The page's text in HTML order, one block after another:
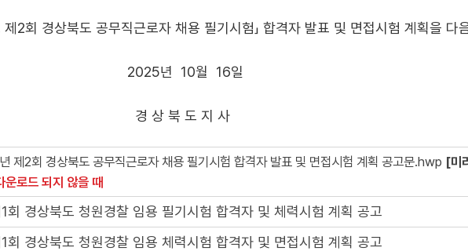
2회 경상북도 공무직근로자 채용 필기시험」 합격자 발표 및 면접시험 계획을 다
월 16일
도 지 사
제2회 경상북도 공무직근로자 채용 필기시험 합격자 발표 및 면접시험 계획 공고문.hwp [미
운로드 되지 않을 때
회 경상북도 청원경찰 임용 필기시험 합격자 및 체력시험 계획 공고
회 경상북도 청원경찰 임용 체력시험 합격자 및 면접시험 계획 공고